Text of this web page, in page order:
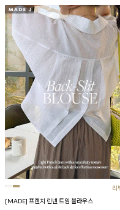
리
[MADE] 프렌치 린넨 트임 블라우스